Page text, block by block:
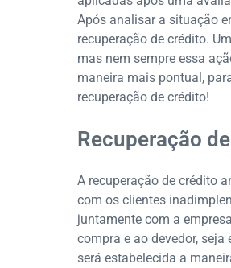
Após analisar a situação
recuperação de crédito.
mas nem sempre essa
maneira mais pontual,
recuperação de crédito!
Recuperação
A recuperação de crédito
com os clientes
juntamente com a
compra e ao devedor,
será estabelecida a